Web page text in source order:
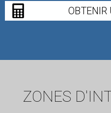
OBTENIR
ZONES